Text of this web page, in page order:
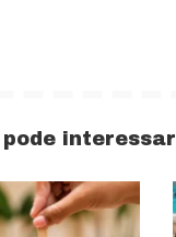
interessar